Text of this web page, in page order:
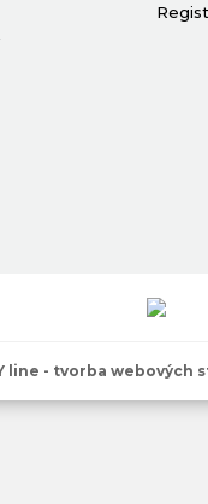
line - tvorba webových